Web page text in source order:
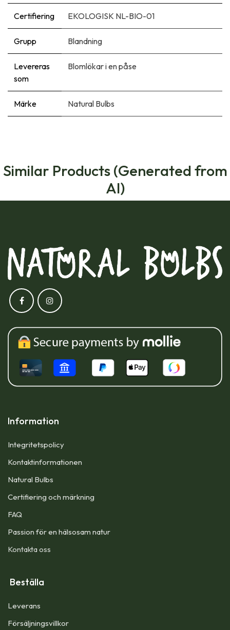
Certifiering EKOLOGISK NL-BIO-01
Grupp Blandning
Levereras
som
Blomlökar i en påse
Märke Natural Bulbs
Similar Products (Generated from
AI)
Information
Integritetspolicy
Kontaktinformationen
Natural Bulbs
Certifiering och märkning
FAQ
Passion för en hälsosam natur
Kontakta oss
Beställa
Leverans
Försäljningsvillkor